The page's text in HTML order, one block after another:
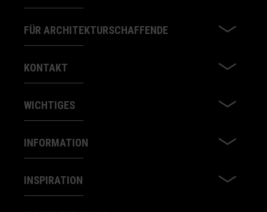
FÜR ARCHITEKTURSCHAFFENDE
KONTAKT
WICHTIGES
INFORMATION
INSPIRATION